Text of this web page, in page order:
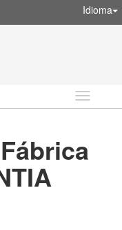
Idioma
Idioma